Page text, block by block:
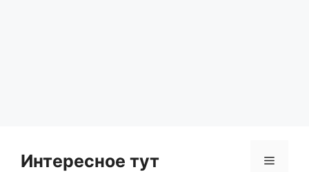
Интересное тут Menu